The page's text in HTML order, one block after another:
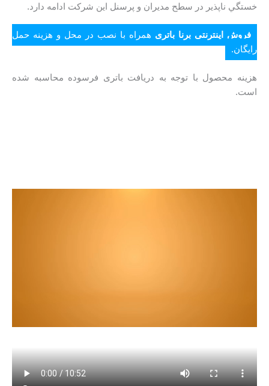
خستگي ناپذير در سطح مدیران و پرسنل این شرکت ادامه دارد.
فروش اینترنتی برنا باتری همراه با نصب در محل و هزینه حمل
رایگان.
هزینه محصول با توجه به دریافت باتری فرسوده محاسبه شده
است.